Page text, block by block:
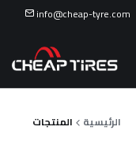
info@cheap-tyre.com
الرئيسية المنتجات